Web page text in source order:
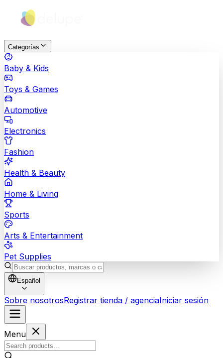
Categorías
Baby & Kids
Toys & Games
Automotive
Electronics
Fashion
Health & Beauty
Home & Living
Sports
Arts & Entertainment
Pet Supplies
Español
Sobre nosotrosRegistrar tienda / agenciaIniciar sesión
Menu